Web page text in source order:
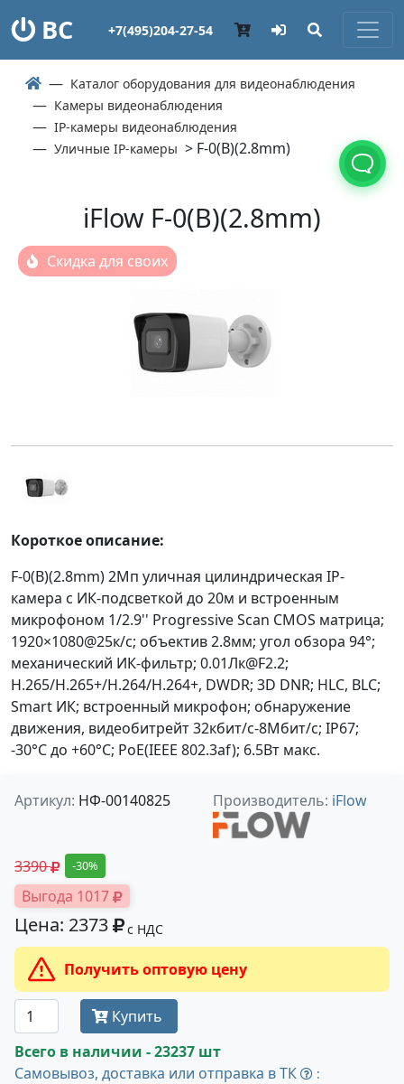
ВС +7(495)204-27-54
Каталог оборудования для видеонаблюдения
Камеры видеонаблюдения
IP-камеры видеонаблюдения
Уличные IP-камеры > F-0(B)(2.8mm)
iFlow F-0(B)(2.8mm)
Скидка для своих
Короткое описание:
F-0(B)(2.8mm) 2Мп уличная цилиндрическая IP-
камера с ИК-подсветкой до 20м и встроенным
микрофоном 1/2.9'' Progressive Scan CMOS матрица;
1920×1080@25к/с; объектив 2.8мм; угол обзора 94°;
механический ИК-фильтр; 0.01Лк@F2.2;
H.265/H.265+/H.264/H.264+, DWDR; 3D DNR; HLC, BLC;
Smart ИК; встроенный микрофон; обнаружение
движения, видеобитрейт 32кбит/с-8Мбит/с; IP67;
-30°C до +60°C; PoE(IEEE 802.3af); 6.5Вт макс.
Артикул: НФ-00140825 Производитель: iFlow
3390 -30%
Выгода 1017
Цена: 2373 с НДС
Получить оптовую цену
Купить
Всего в наличии - 23237 шт
Самовывоз, доставка или отправка в ТК
: